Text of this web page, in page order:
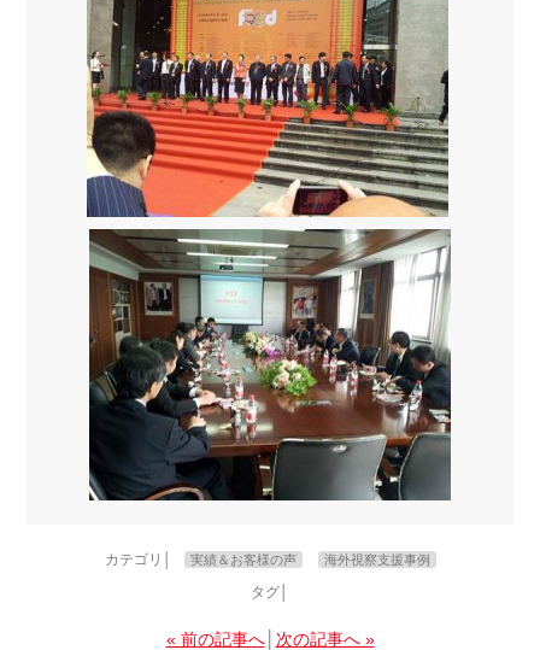
カテゴリ│ 実績＆お客様の声 海外視察支援事例
タグ│
« 前の記事へ│ 次の記事へ »